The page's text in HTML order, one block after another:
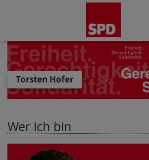
Torsten Hofer
Wer ich bin